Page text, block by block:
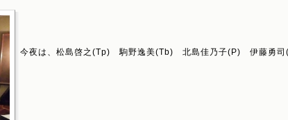
今夜は、松島啓之(Tp) 駒野逸美(Tb) 北島佳乃子(P) 伊藤勇司